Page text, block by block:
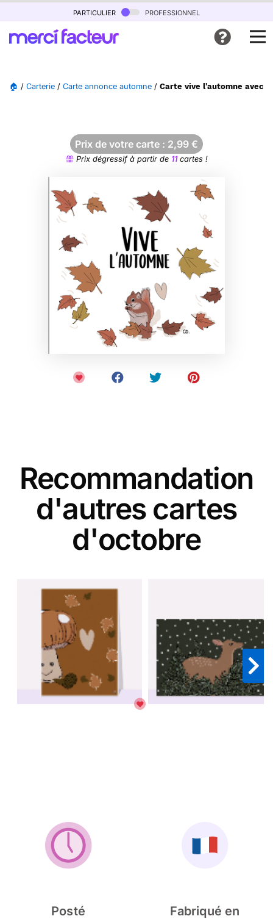
particulier professionnel
🏠 / Carterie / Carte annonce automne / Carte vive l'automne avec
Prix de votre carte : 2,99 €
Prix dégressif à partir de 11cartes !
Recommandation
d'autres cartes
d'octobre
Posté
Fabriqué en